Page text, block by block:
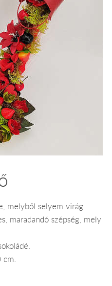
melyből selyem virág
maradandó szépség, mely
cm.